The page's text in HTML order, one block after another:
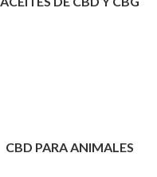
CBD PARA ANIMALES